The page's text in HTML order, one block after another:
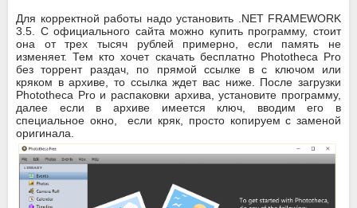
Для корректной работы надо установить .NET FRAMEWORK
3.5. С официального сайта можно купить программу, стоит
она от трех тысяч рублей примерно, если память не
изменяет. Тем кто хочет скачать бесплатно Phototheca Pro
без торрент раздач, по прямой ссылке в с ключом или
кряком в архиве, то ссылка ждет вас ниже. После загрузки
Phototheca Pro и распаковки архива, установите программу,
далее если в архиве имеется ключ, вводим его в
специальное окно, если кряк, просто копируем с заменой
оригинала.